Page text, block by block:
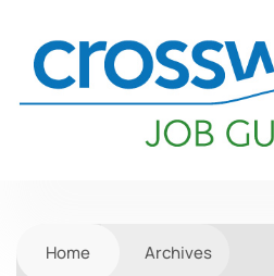
Home Archives